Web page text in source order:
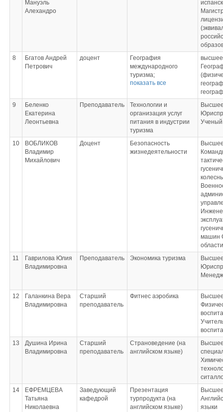
Мануэль
Алехандро
8
Бгатов Андрей
Петрович
доцент
География
международного
туризма;
Инновации в туризме
Технологии и
организация
экскурсионных услуг;
Технологии
туроператорской
деятельности;
Туристско-
показать все
высшее
9
Беленко
Екатерина
Леонтьевна
Преподаватель
Технологии и
организация услуг
питания в индустрии
туризма
Ученый
10
ВОБЛИКОВ
Владимир
Михайлович
Доцент
Безопасность
жизнедеятельности
машин
11
Гаврилова Юлия
Владимировна
Преподаватель Экономика туризма
12
Галанкина Вера
Владимировна
Старший
преподаватель
Фитнес аэробика
13
Душина Ирина
Владимировна
Старший
преподаватель
Страноведение (на
английском языке)
14
ЕФРЕМЦЕВА
Татьяна
Николаевна
Заведующий
кафедрой
Презентация
турпродукта (на
английском языке)
языки